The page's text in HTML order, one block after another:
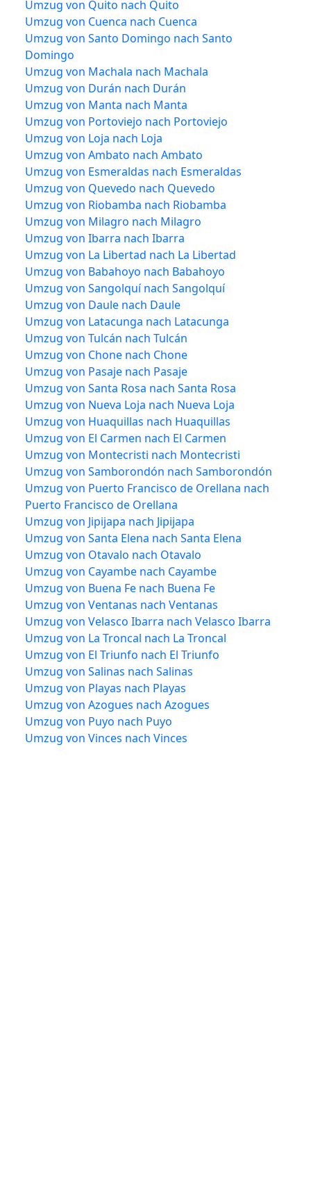
Umzug von Quito nach Quito
Umzug von Cuenca nach Cuenca
Umzug von Santo Domingo nach Santo
Domingo
Umzug von Machala nach Machala
Umzug von Durán nach Durán
Umzug von Manta nach Manta
Umzug von Portoviejo nach Portoviejo
Umzug von Loja nach Loja
Umzug von Ambato nach Ambato
Umzug von Esmeraldas nach Esmeraldas
Umzug von Quevedo nach Quevedo
Umzug von Riobamba nach Riobamba
Umzug von Milagro nach Milagro
Umzug von Ibarra nach Ibarra
Umzug von La Libertad nach La Libertad
Umzug von Babahoyo nach Babahoyo
Umzug von Sangolquí nach Sangolquí
Umzug von Daule nach Daule
Umzug von Latacunga nach Latacunga
Umzug von Tulcán nach Tulcán
Umzug von Chone nach Chone
Umzug von Pasaje nach Pasaje
Umzug von Santa Rosa nach Santa Rosa
Umzug von Nueva Loja nach Nueva Loja
Umzug von Huaquillas nach Huaquillas
Umzug von El Carmen nach El Carmen
Umzug von Montecristi nach Montecristi
Umzug von Samborondón nach Samborondón
Umzug von Puerto Francisco de Orellana nach
Puerto Francisco de Orellana
Umzug von Jipijapa nach Jipijapa
Umzug von Santa Elena nach Santa Elena
Umzug von Otavalo nach Otavalo
Umzug von Cayambe nach Cayambe
Umzug von Buena Fe nach Buena Fe
Umzug von Ventanas nach Ventanas
Umzug von Velasco Ibarra nach Velasco Ibarra
Umzug von La Troncal nach La Troncal
Umzug von El Triunfo nach El Triunfo
Umzug von Salinas nach Salinas
Umzug von Playas nach Playas
Umzug von Azogues nach Azogues
Umzug von Puyo nach Puyo
Umzug von Vinces nach Vinces